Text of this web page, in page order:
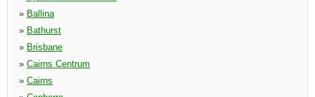
» Ballina
» Bathurst
» Brisbane
» Cairns Centrum
» Cairns